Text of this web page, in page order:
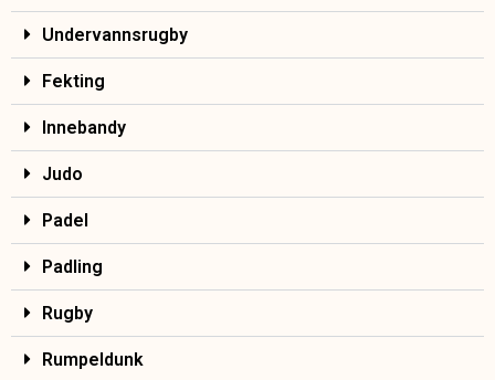
Undervannsrugby
Fekting
Innebandy
Judo
Padel
Padling
Rugby
Rumpeldunk